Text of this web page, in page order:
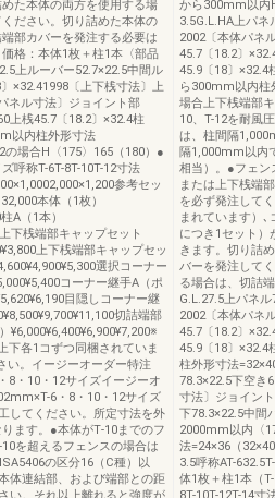
た本体の両方を使用する場
ださい。切り詰めた本体の
部カバーを発注する必要は
格：本体1枚＋柱1本〈部品
上ルーバー52.7×22.5中間ル
×32.41998〔上下桟寸法〕上
ネル寸法〕ジョイント部
上桟45.7〔18.2〕×32.4柱
以内柱外形寸法
の場合H〈175〉165（180）●
呼称T-6T-8T-10T-12寸法
参考セッ
本体（1枚）
A（1本）
下桟端部キャップセット
上下桟端部キャップセッ
選択コーナー
コーナー継手A（ポ
目隠しコーナー継
切詰端部
¥6,000¥6,400¥6,900¥7,200※
下各1コずつ同梱されていま
い。イージーオーダー特注
8・10・12サイズイージーオ
6・8・10・12サイズ
てください。所定寸法を外
ます。●本体がT‐10までのフ
を超えるフェンスの場合は
の区分16（C種）以
体連結部、および端部との距
い。それ以上離れると強度が
から300mm以内
3.5G.L.HA上パネ
2002〔本体パネ
45.7〔18.2〕
45.9〔18〕×32.4
ら300mm以内柱
場合上下桟端部
10、T-12を耐風
は、柱間隔
隔1,000mm以内
相当）。●フェン
または上下桟端
を必ず発注して
まれています）
につき1セット）
きます。切り詰
バーを発注して
る場合は、切詰
G.L.27.5上パネ
2002〔本体パネ
45.7〔18.2〕
45.9〔18〕
柱外形寸法
78.3×22.5下空き
寸法〕ジョイン
下78.3×22.5中間
2000mm以内〈
法=24×36（
3.5呼称AT-
体1枚＋柱1本（
8T-10T-12T-14寸